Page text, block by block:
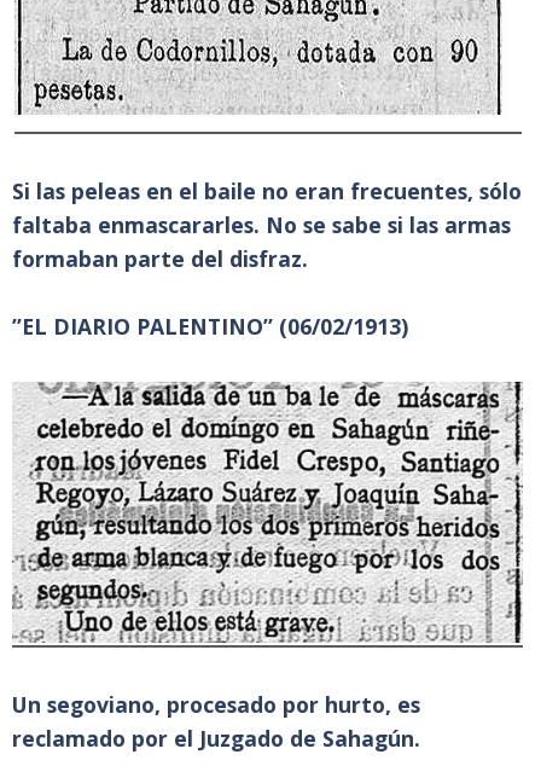
Si las peleas en el baile no eran frecuentes, sólo
faltaba enmascararles. No se sabe si las armas
formaban parte del disfraz.
”EL DIARIO PALENTINO” (06/02/1913)
Un segoviano, procesado por hurto, es
reclamado por el Juzgado de Sahagún.